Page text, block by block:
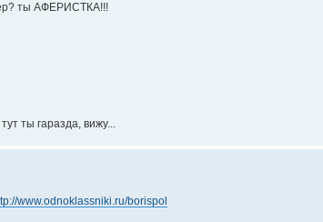
ты АФЕРИСТКА!!!
ты гаразда, вижу...
www.odnoklassniki.ru/borispol